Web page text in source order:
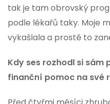
tak je tam obrovský
podle lékařů taky. Moje
vykašlala a prostě to
Kdy ses rozhodl si sám
finanční pomoc na své